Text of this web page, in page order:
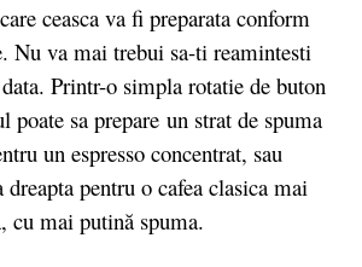
ceasca va fi preparata conform
Nu va mai trebui sa-ti reamintesti
Printr-o simpla rotatie de buton
poate sa prepare un strat de spuma
un espresso concentrat, sau
pentru o cafea clasica mai
cu mai putină spuma.